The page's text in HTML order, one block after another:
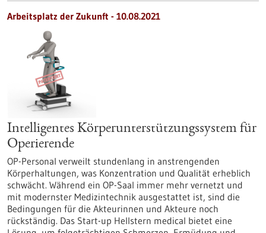
Arbeitsplatz der Zukunft - 10.08.2021
Intelligentes Körperunterstützungssystem für
Operierende
OP-Personal verweilt stundenlang in anstrengenden
Körperhaltungen, was Konzentration und Qualität erheblich
schwächt. Während ein OP-Saal immer mehr vernetzt und
mit modernster Medizintechnik ausgestattet ist, sind die
Bedingungen für die Akteurinnen und Akteure noch
rückständig. Das Start-up Hellstern medical bietet eine